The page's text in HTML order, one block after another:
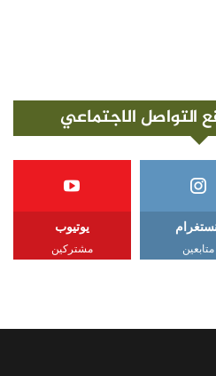
التواصل الاجتماعي
متابعين
يوتيوب
مشتركين